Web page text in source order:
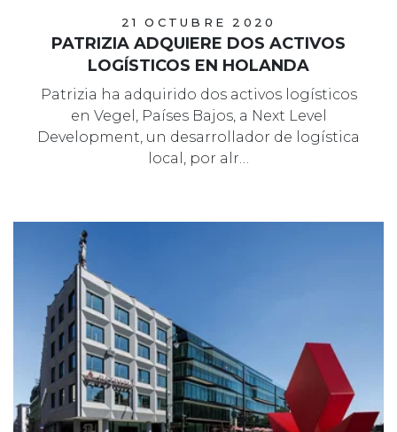
21 OCTUBRE 2020
PATRIZIA ADQUIERE DOS ACTIVOS
LOGÍSTICOS EN HOLANDA
Patrizia ha adquirido dos activos logísticos
en Vegel, Países Bajos, a Next Level
Development, un desarrollador de logística
local, por alr…